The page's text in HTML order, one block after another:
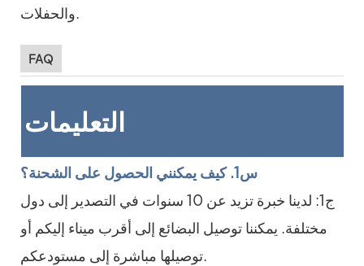
FAQ
التعليمات
س1. كيف يمكنني الحصول على الشحنة؟
ج1: لدينا خبرة تزيد عن 10 سنوات في التصدير إلى دول
مختلفة. يمكننا توصيل البضائع إلى أقرب ميناء إليكم أو
توصيلها مباشرة إلى مستودعكم.